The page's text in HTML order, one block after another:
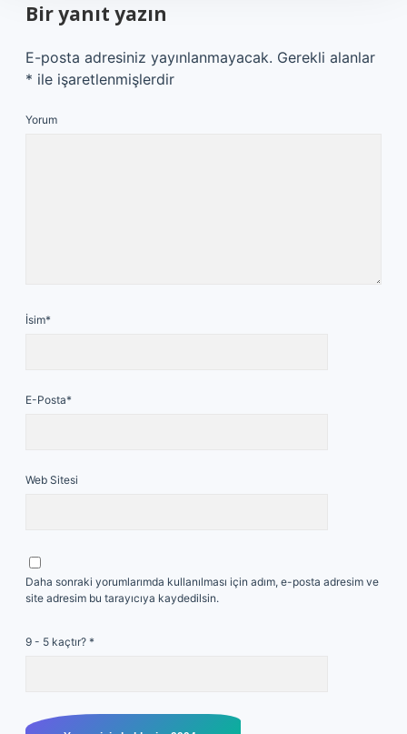
Bir yanıt yazın
E-posta adresiniz yayınlanmayacak. Gerekli alanlar
* ile işaretlenmişlerdir
Yorum
İsim*
E-Posta*
Web Sitesi
Daha sonraki yorumlarımda kullanılması için adım, e-posta adresim ve
site adresim bu tarayıcıya kaydedilsin.
9 - 5 kaçtır? *